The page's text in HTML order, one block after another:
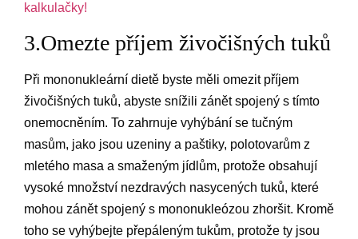
kalkulačky!
3.Omezte příjem živočišných tuků
Při mononukleární dietě byste měli omezit příjem
živočišných tuků, abyste snížili zánět spojený s tímto
onemocněním. To zahrnuje vyhýbání se tučným
masům, jako jsou uzeniny a paštiky, polotovarům z
mletého masa a smaženým jídlům, protože obsahují
vysoké množství nezdravých nasycených tuků, které
mohou zánět spojený s mononukleózou zhoršit. Kromě
toho se vyhýbejte přepáleným tukům, protože ty jsou